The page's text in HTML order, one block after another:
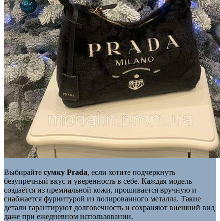
Выбирайте сумку Prada, если хотите подчеркнуть
безупречный вкус и уверенность в себе. Каждая модель
создаётся из премиальной кожи, прошивается вручную и
снабжается фурнитурой из полированного металла. Такие
детали гарантируют долговечность и сохраняют внешний вид
даже при ежедневном использовании.